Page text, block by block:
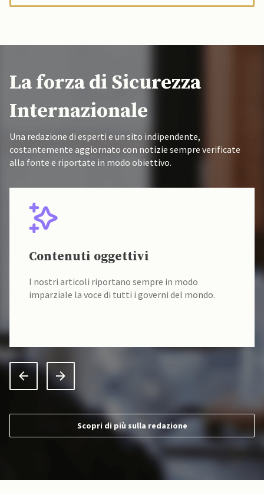
La forza di Sicurezza
Internazionale
Una redazione di esperti e un sito indipendente,
costantemente aggiornato con notizie sempre verificate
alla fonte e riportate in modo obiettivo.
Contenuti oggettivi
I nostri articoli riportano sempre in modo
imparziale la voce di tutti i governi del mondo.
Scopri di più sulla redazione